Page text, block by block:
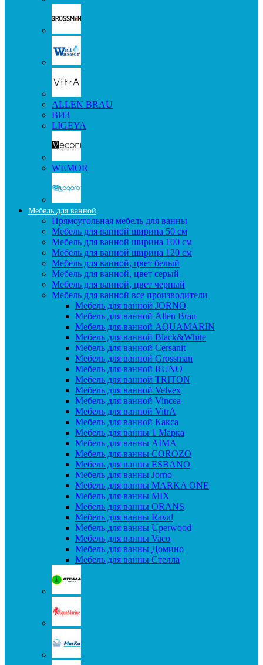
ALLEN BRAU
ВИЗ
LIGEYA
WEMOR
Мебель для ванной
Прямоугольная мебель для ванны
Мебель для ванной ширина 50 см
Мебель для ванной ширина 100 см
Мебель для ванной ширина 120 см
Мебель для ванной, цвет белый
Мебель для ванной, цвет серый
Мебель для ванной, цвет черный
Мебель для ванной все производители
Мебель для ванной JORNO
Мебель для ванной Allen Brau
Мебель для ванной AQUAMARIN
Мебель для ванной Black&White
Мебель для ванной Cersanit
Мебель для ванной Grossman
Мебель для ванной RUNO
Мебель для ванной TRITON
Мебель для ванной Velvex
Мебель для ванной Vincea
Мебель для ванной VitrA
Мебель для ванной Какса
Мебель для ванны 1 Марка
Мебель для ванны AIMA
Мебель для ванны COROZO
Мебель для ванны ESBANO
Мебель для ванны Jorno
Мебель для ванны MARKA ONE
Мебель для ванны MIX
Мебель для ванны ORANS
Мебель для ванны Raval
Мебель для ванны Uperwood
Мебель для ванны Vaco
Мебель для ванны Домино
Мебель для ванны Стелла